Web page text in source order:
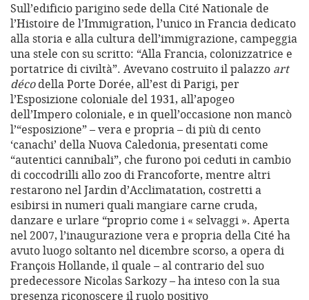
Sull’edificio parigino sede della Cité Nationale de
l’Histoire de l’Immigration, l’unico in Francia dedicato
alla storia e alla cultura dell’immigrazione, campeggia
una stele con su scritto: “Alla Francia, colonizzatrice e
portatrice di civiltà”. Avevano costruito il palazzo art
décodella Porte Dorée, all’est di Parigi, per
l’Esposizione coloniale del 1931, all’apogeo
dell’Impero coloniale, e in quell’occasione non mancò
l’“esposizione” – vera e propria – di più di cento
‘canachi’ della Nuova Caledonia, presentati come
“autentici cannibali”, che furono poi ceduti in cambio
di coccodrilli allo zoo di Francoforte, mentre altri
restarono nel Jardin d’Acclimatation, costretti a
esibirsi in numeri quali mangiare carne cruda,
danzare e urlare “proprio come i « selvaggi ». Aperta
nel 2007, l’inaugurazione vera e propria della Cité ha
avuto luogo soltanto nel dicembre scorso, a opera di
François Hollande, il quale – al contrario del suo
predecessore Nicolas Sarkozy – ha inteso con la sua
presenza riconoscere il ruolo positivo